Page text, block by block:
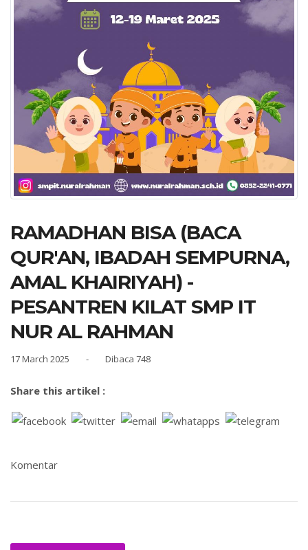
RAMADHAN BISA (BACA
QUR'AN, IBADAH SEMPURNA,
AMAL KHAIRIYAH) -
PESANTREN KILAT SMP IT
NUR AL RAHMAN
17 March 2025 - Dibaca 748
Share this artikel :
Komentar